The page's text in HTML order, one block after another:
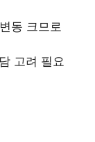
동 크므로
고려 필요